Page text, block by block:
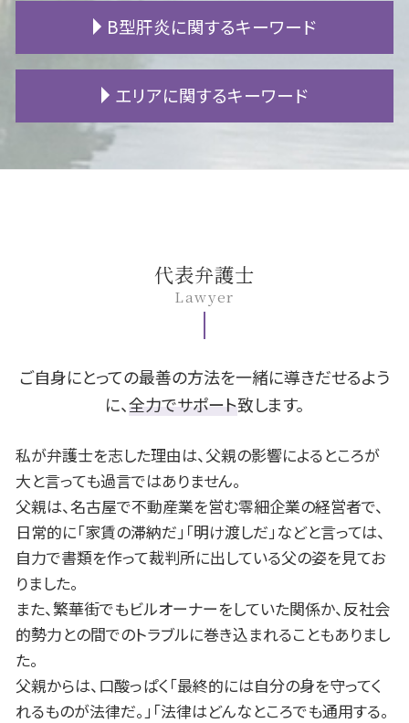
不動産 相続 名義変更
相続 遺留分
限定相続 手続き
遺産相続 トラブル
成年後見人 登記事項証明書
絶縁 相続
不動産 決済
賃貸 立ち退き
アパート 退去
住宅ローン 抵当権
隣人 騒音
賃貸 退去 連絡
高次脳機能障害 寿命
人身事故 慰謝料
事故 示談
高次脳機能障害 等級認定
交通事故 加害者 その後
交通事故 損害賠償
自賠責 後遺障害
後遺障害認定 期間
高次脳機能障害 症状
離婚 裁判費用
離婚 子供 影響
親権 裁判
暴力 離婚
離婚 裁判 期間
別居 離婚
不倫 浮気
パチンコ 借金
ギャンブル 借金
個人再生 住宅ローン
自己破産 会社
借金 減額
任意整理 メリット
自己破産 生活保護
債務整理 とは
破産 手続
官報 破産
B型肝炎に関するキーワード
B型肝炎 ウイルス
B型肝炎 症状
B型肝炎 訴訟
B型肝炎 うつる
B型肝炎訴訟 和解 確率
エリアに関するキーワード
安城市 遺留分
名古屋市 B型肝炎
安城市 債務整理 相談
豊田市 相続 相談
名古屋市 相続 相談
名古屋市 債務整理 相談
豊田市 債務整理 相談
岡崎市 債務整理 相談
名古屋市 不動産 相談
一宮市 交通事故 相談
一宮市 債務整理 相談
豊田市 交通事故 相談
豊田市 B型肝炎
岡崎市 遺留分
代表弁護士
Lawyer
ご自身にとっての最善の方法を一緒に導きだせるよう
に、全力でサポート致します。
私が弁護士を志した理由は、父親の影響によるところが
大と言っても過言ではありません。
父親は、名古屋で不動産業を営む零細企業の経営者で、
日常的に「家賃の滞納だ」「明け渡しだ」などと言っては、
自力で書類を作って裁判所に出している父の姿を見てお
りました。
また、繁華街でもビルオーナーをしていた関係か、反社会
的勢力との間でのトラブルに巻き込まれることもありまし
た。
父親からは、口酸っぱく「最終的には自分の身を守ってく
れるものが法律だ。」「法律はどんなところでも通用する。